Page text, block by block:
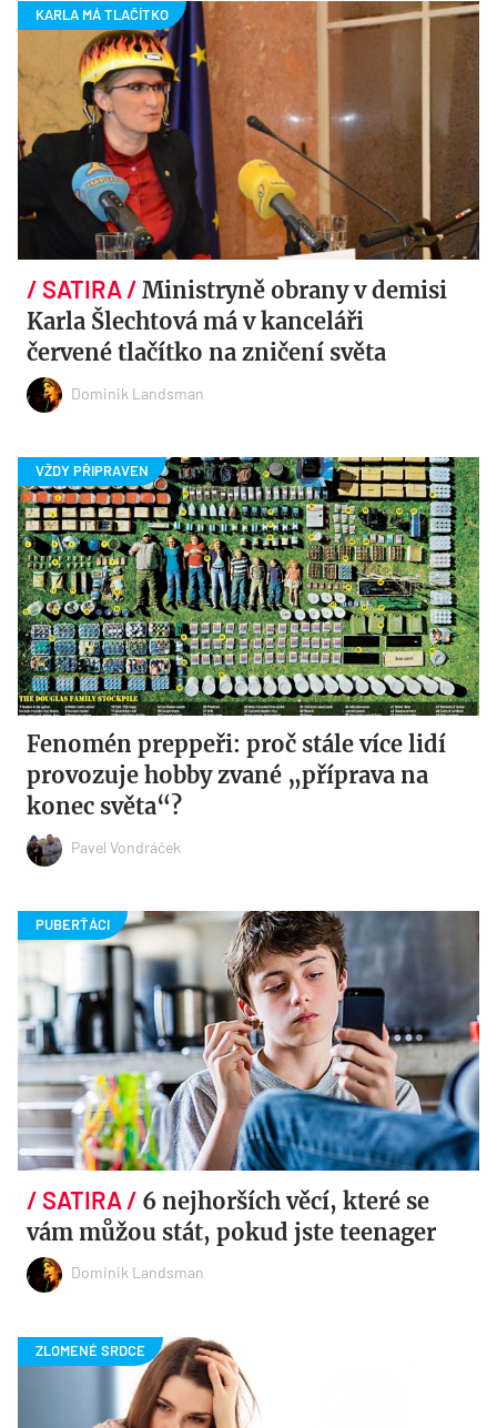
Ministryně obrany v demisi
Karla Šlechtová má v kanceláři
červené tlačítko na zničení světa
Dominik Landsman
Fenomén preppeři: proč stále více lidí
provozuje hobby zvané „příprava na
konec světa“?
Pavel Vondráček
6 nejhorších věcí, které se
vám můžou stát, pokud jste teenager
Dominik Landsman